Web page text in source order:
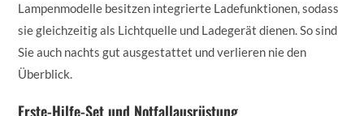
Lampenmodelle besitzen integrierte Ladefunktionen, sodass
sie gleichzeitig als Lichtquelle und Ladegerät dienen. So sind
Sie auch nachts gut ausgestattet und verlieren nie den
Überblick.
Erste-Hilfe-Set und Notfallausrüstung